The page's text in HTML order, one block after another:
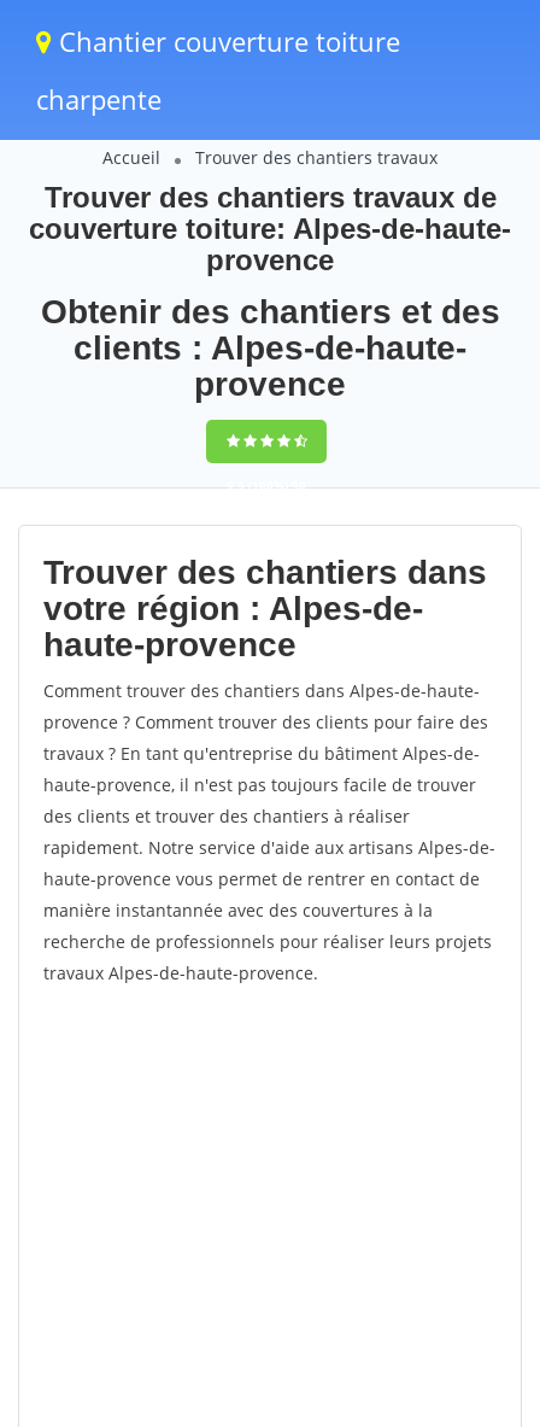
Chantier couverture toiture
charpente
Accueil Trouver des chantiers travaux
Trouver des chantiers travaux de
couverture toiture: Alpes-de-haute-
provence
Obtenir des chantiers et des
clients : Alpes-de-haute-
provence
9,5(100%)90
votes
Trouver des chantiers dans
votre région : Alpes-de-
haute-provence
Comment trouver des chantiers dans Alpes-de-haute-
provence ? Comment trouver des clients pour faire des
travaux ? En tant qu'entreprise du bâtiment Alpes-de-
haute-provence, il n'est pas toujours facile de trouver
des clients et trouver des chantiers à réaliser
rapidement. Notre service d'aide aux artisans Alpes-de-
haute-provence vous permet de rentrer en contact de
manière instantannée avec des couvertures à la
recherche de professionnels pour réaliser leurs projets
travaux Alpes-de-haute-provence.